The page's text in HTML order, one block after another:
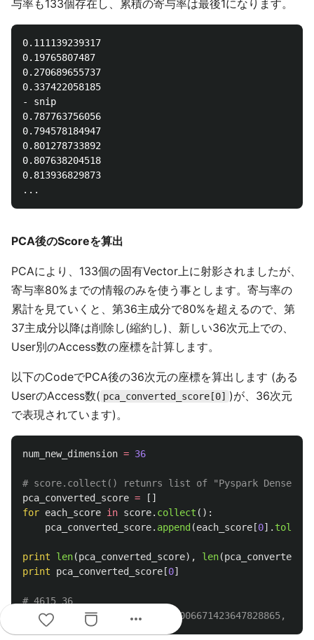
与率も133個存在し、累積の寄与率は最後1になります。
0.111139239317
0.19765807487
0.270689655737
0.337422058185
- snip
0.787763756056
0.794578184947
0.801278733892
0.807638204518
0.813936829873
PCA後のScoreを算出
PCAにより、133個の固有Vector上に射影されましたが、
寄与率80%までの情報のみを使う事とします。寄与率の
累計を見ていくと、第36主成分で80%を超えるので、第
37主成分以降は削除し(縮約し)、新しい36次元上での、
User別のAccess数の座標を計算します。
以下のCodeでPCA後の36次元の座標を算出します (ある
UserのAccess数( pca_converted_score[0] )が、36次元
で表現されています)。
num_new_dimension = 36
pca_converted_score =
[]
for each_score in score. collect ():
pca_converted_score. append (each_score [0]. tolist
print len(pca_converted_score), len(
print
pca_converted_score [0]
# 4615 36
more_horiz